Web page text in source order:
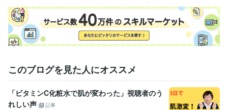
このブログを見た人にオススメ
「ビタミンC化粧水で肌が変わった」視聴者のう
れしい声
記事